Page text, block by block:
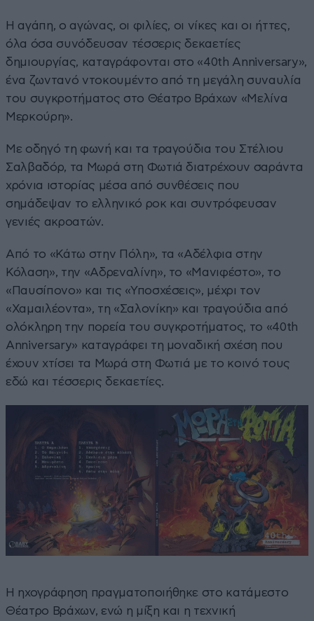
Η αγάπη, ο αγώνας, οι φιλίες, οι νίκες και οι ήττες,
όλα όσα συνόδευσαν τέσσερις δεκαετίες
δημιουργίας, καταγράφονται στο «40th Anniversary»,
ένα ζωντανό ντοκουμέντο από τη μεγάλη συναυλία
του συγκροτήματος στο Θέατρο Βράχων «Μελίνα
Μερκούρη».
Με οδηγό τη φωνή και τα τραγούδια του Στέλιου
Σαλβαδόρ, τα Μωρά στη Φωτιά διατρέχουν σαράντα
χρόνια ιστορίας μέσα από συνθέσεις που
σημάδεψαν το ελληνικό ροκ και συντρόφευσαν
γενιές ακροατών.
Από το «Κάτω στην Πόλη», τα «Αδέλφια στην
Κόλαση», την «Αδρεναλίνη», το «Μανιφέστο», το
«Παυσίπονο» και τις «Υποσχέσεις», μέχρι τον
«Χαμαιλέοντα», τη «Σαλονίκη» και τραγούδια από
ολόκληρη την πορεία του συγκροτήματος, το «40th
Anniversary» καταγράφει τη μοναδική σχέση που
έχουν χτίσει τα Μωρά στη Φωτιά με το κοινό τους
εδώ και τέσσερις δεκαετίες.
Η ηχογράφηση πραγματοποιήθηκε στο κατάμεστο
Θέατρο Βράχων, ενώ η μίξη και η τεχνική